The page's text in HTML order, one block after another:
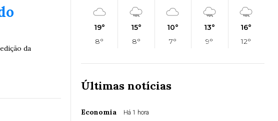
da
19°
8°
15°
8°
10°
7°
13°
9°
16°
12°
Últimas notícias
Economia Há 1 hora